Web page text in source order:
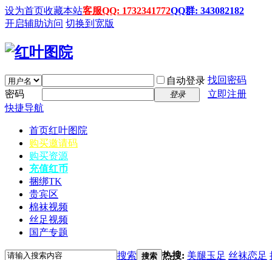
设为首页收藏本站客服QQ: 1732341772QQ群: 343082182
开启辅助访问 切换到宽版
自动登录 找回密码
密码
登录
立即注册
快捷导航
首页红叶图院
购买邀请码
购买资源
充值红币
捆绑TK
贵宾区
棉袜视频
丝足视频
国产专题
搜索 搜索 热搜: 美腿玉足 丝袜恋足